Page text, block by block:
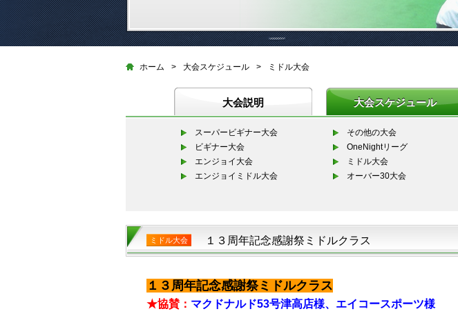
ホーム > 大会スケジュール > ミドル大会
大会説明 大会スケジュール
スーパービギナー大会
ビギナー大会
エンジョイ大会
エンジョイミドル大会
その他の大会
OneNightリーグ
ミドル大会
オーバー30大会
ミドル大会 １３周年記念感謝祭ミドルクラス
１３周年記念感謝祭ミドルクラス
★協賛： マクドナルド53号津高店様、エイコースポーツ様